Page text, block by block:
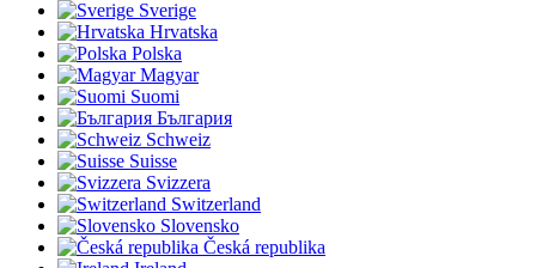
Sverige
Hrvatska
Polska
Magyar
Suomi
България
Schweiz
Suisse
Svizzera
Switzerland
Slovensko
Česká republika